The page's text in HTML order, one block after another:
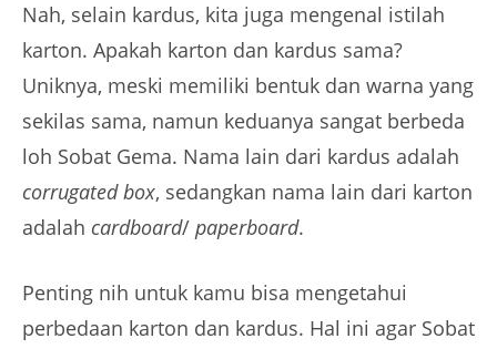
Nah, selain kardus, kita juga mengenal istilah
karton. Apakah karton dan kardus sama?
Uniknya, meski memiliki bentuk dan warna yang
sekilas sama, namun keduanya sangat berbeda
loh Sobat Gema. Nama lain dari kardus adalah
corrugated box, sedangkan nama lain dari karton
adalah cardboard/ paperboard.
Penting nih untuk kamu bisa mengetahui
perbedaan karton dan kardus. Hal ini agar Sobat